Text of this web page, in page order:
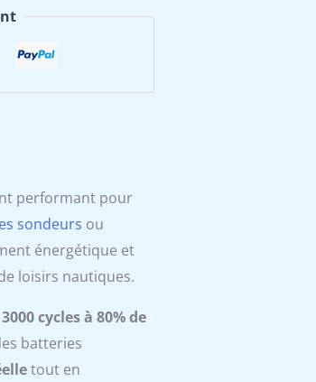
performant pour
sondeurs ou
énergétique et
loisirs nautiques.
cycles à 80% de
batteries
tout en